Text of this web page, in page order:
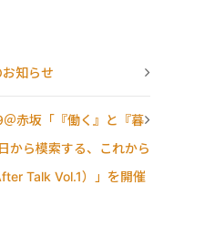
知らせ
＠赤坂「『働く』と『暮
から模索する、これから
Talk Vol.1）」を開催